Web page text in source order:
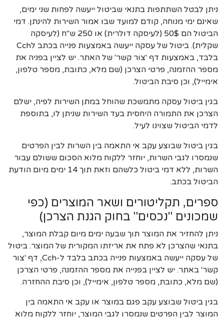
ניתן לבטל השתתפות בתנאי שביטול ייעשה לפחות שני ימים,
שאינם ימי מנוחה, קודם למועד שבו אמור השירות להינתן. דמי
הביטול הם 50$ (לעיסקה דולרית) או 250 ש"ח (לעיסקה
שקלית). ביטול של עסקה ייעשה באמצעות פנייה בכתב לCch
בלבד, באמצעות דף 'צור קשר' של האתר. יש לציין בפניה את
מספר ההזמנה, פרטי הצרכן (שם מלא, כתובת, מספר טלפון,
אימייל), וכן סיבת הביטול.
בגין ביטול עסקה מתמשכת שהוחל במתן השירות לפיה, ישלם
הצרכן את התמורה היחסית בעד השירות שניתן לו, בתוספת
לדמי הביטול שצוינו לעיל.
בגין ביטול שבוצע עקב אי התאמה בין השרות לבין הפרטים
שנמסרו לגבי השרות, יוחזר ללקוח מלוא הסכום ששולם עבור
השרות, ללא דמי ביטול כלשהם וזאת תוך 14 ימים מיום הודעת
הביטול בכתב.
ספרים, תקליטורים ושאר המוצרים (כפי
שמכונים "נכסים" בחוק הגנת הצרכן)
ניתן להחזיר את המוצר תוך שבעה ימים מיום קבלת המוצר,
בתנאי שהצרכן לא פתח את אריזתו המקורית של המוצר. ביטול
של עסקה ייעשה באמצעות פנייה בכתב בלבד ל-Cch, דף 'צור
קשר' באתר. יש לציין בפנייה את מספר ההזמנה, פרטי הצרכן
(שם מלא, כתובת, מספר טלפון, אימייל), וכן סיבת ההחזרה.
בגין ביטול שבוצע עקב פגם במוצר או עקב אי התאמה בין
המוצר לבין הפרטים שנמסרו לגבי המוצר, יוחזר ללקוח מלוא